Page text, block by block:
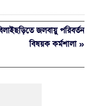
জলবায়ু পরিবর্তন
বিষয়ক কর্মশালা »